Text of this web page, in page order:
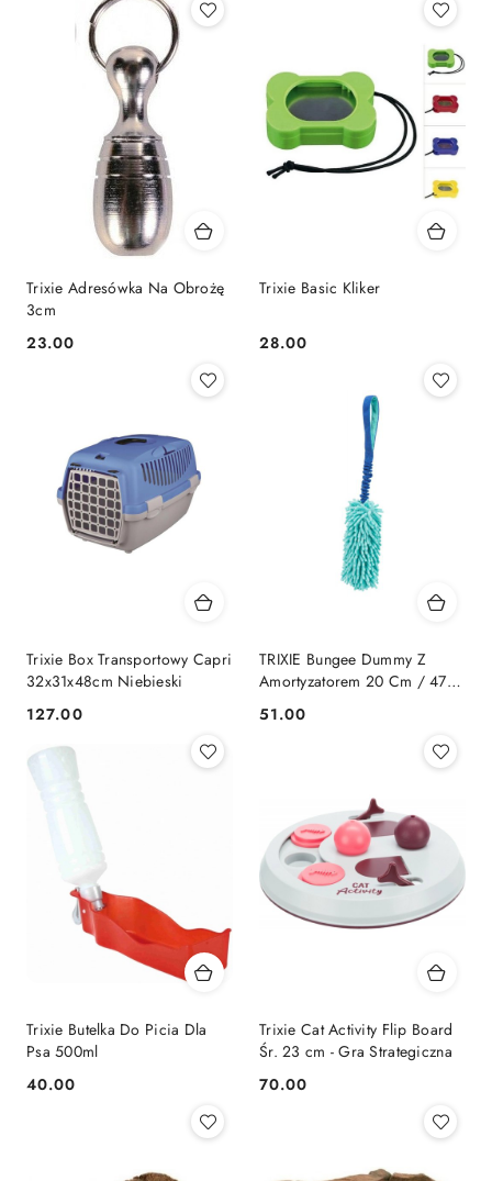
Trixie Adresówka Na Obrożę
3cm
Cena:
23.00
Trixie Basic Kliker
Cena:
28.00
Trixie Box Transportowy Capri
32x31x48cm Niebieski
Cena:
127.00
TRIXIE Bungee Dummy Z
Amortyzatorem 20 Cm / 47
Cena:
51.00
Trixie Butelka Do Picia Dla
Psa 500ml
Cena:
40.00
Trixie Cat Activity Flip Board
Śr. 23 cm - Gra Strategiczna
Cena:
70.00